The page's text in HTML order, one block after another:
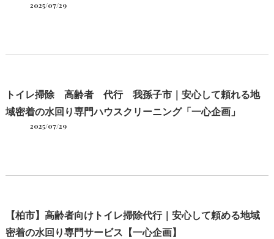
2025/07/29
トイレ掃除 高齢者 代行 我孫子市｜安心して頼れる地
域密着の水回り専門ハウスクリーニング「一心企画」
2025/07/29
【柏市】高齢者向けトイレ掃除代行｜安心して頼める地域
密着の水回り専門サービス【一心企画】